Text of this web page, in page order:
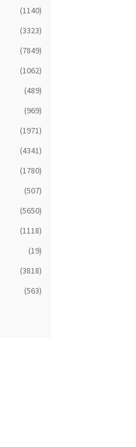
(1140)
(3323)
(7849)
(1062)
(489)
(969)
(1971)
(4341)
(1780)
(507)
(5650)
(1118)
(19)
(3818)
(563)